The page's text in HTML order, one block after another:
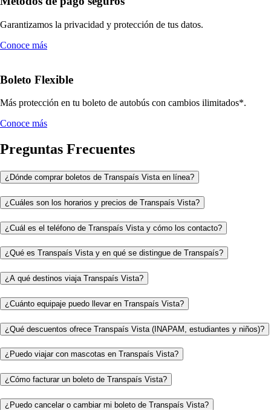
Garantizamos la privacidad y protección de tus datos.
Conoce más
Boleto Flexible
Más protección en tu boleto de autobús con cambios ilimitados*.
Conoce más
Preguntas Frecuentes
¿Dónde comprar boletos de Transpaís Vista en línea?
¿Cuáles son los horarios y precios de Transpaís Vista?
¿Cuál es el teléfono de Transpaís Vista y cómo los contacto?
¿Qué es Transpaís Vista y en qué se distingue de Transpaís?
¿A qué destinos viaja Transpaís Vista?
¿Cuánto equipaje puedo llevar en Transpaís Vista?
¿Qué descuentos ofrece Transpaís Vista (INAPAM, estudiantes y niños)?
¿Puedo viajar con mascotas en Transpaís Vista?
¿Cómo facturar un boleto de Transpaís Vista?
¿Puedo cancelar o cambiar mi boleto de Transpaís Vista?